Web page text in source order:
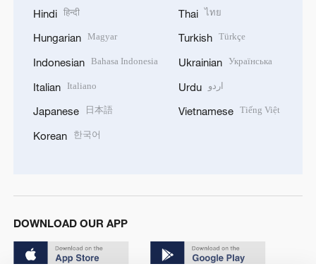
Hindi हिन्दी
Hungarian Magyar
Indonesian Bahasa Indonesia
Italian Italiano
Japanese 日本語
Korean 한국어
Thai ไทย
Turkish Türkçe
Ukrainian Українська
Urdu اردو
Vietnamese Tiếng Việt
DOWNLOAD OUR APP